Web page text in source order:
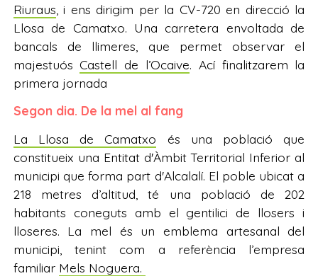
Riuraus , i ens dirigim per la CV-720 en direcció la
Llosa de Camatxo. Una carretera envoltada de
bancals de llimeres, que permet observar el
majestuós Castell de l’Ocaive. Ací finalitzarem la
primera jornada
Segon dia. De la mel al fang
La Llosa de Camatxo és una població que
constitueix una Entitat d'Àmbit Territorial Inferior al
municipi que forma part d'Alcalalí. El poble ubicat a
218 metres d’altitud, té una població de 202
habitants coneguts amb el gentilici de llosers i
lloseres. La mel és un emblema artesanal del
municipi, tenint com a referència l’empresa
familiar Mels Noguera.